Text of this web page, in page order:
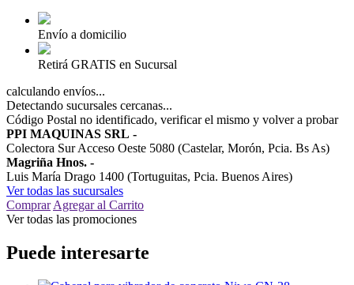
Envío a domicilio
Retirá GRATIS en Sucursal
calculando envíos...
Detectando sucursales cercanas...
Código Postal no identificado, verificar el mismo y volver a probar
PPI MAQUINAS SRL -
Colectora Sur Acceso Oeste 5080 (Castelar, Morón, Pcia. Bs As)
Magriña Hnos. -
Luis María Drago 1400 (Tortuguitas, Pcia. Buenos Aires)
Ver todas las sucursales
Comprar Agregar al Carrito
Ver todas las promociones
Puede interesarte